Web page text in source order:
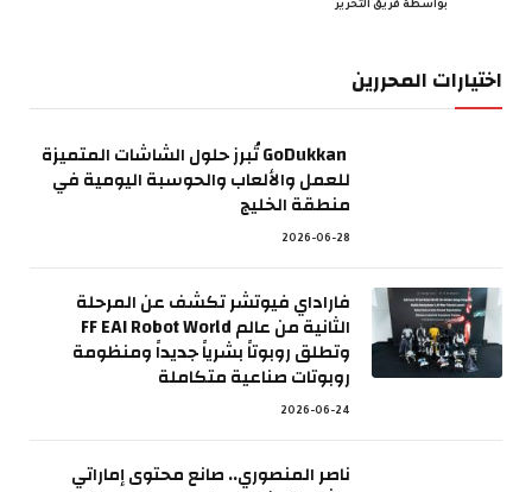
بواسطة فريق التحرير
اختيارات المحررين
GoDukkan تُبرز حلول الشاشات المتميزة
للعمل والألعاب والحوسبة اليومية في
منطقة الخليج
2026-06-28
فاراداي فيوتشر تكشف عن المرحلة
الثانية من عالم FF EAI Robot World
وتطلق روبوتاً بشرياً جديداً ومنظومة
روبوتات صناعية متكاملة
2026-06-24
ناصر المنصوري.. صانع محتوى إماراتي